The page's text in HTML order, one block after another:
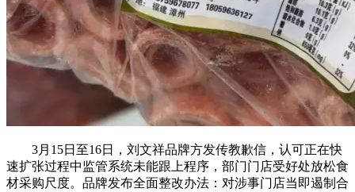
3月15日至16日，刘文祥品牌方发传教歉信，认可正在快
速扩张过程中监管系统未能跟上程序，部门门店受好处放松食
材采购尺度。品牌发布全面整改办法：对涉事门店当即遏制合